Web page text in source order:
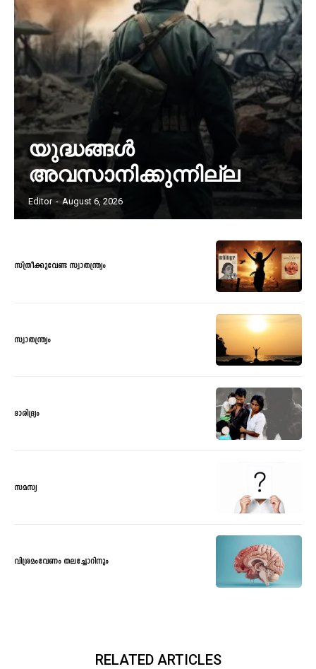
യുദ്ധങ്ങൾ
അവസാനിക്കുന്നില്ല
Editor - August 6, 2026
സ്ത്രീക്കുവേണ്ട സ്വാതന്ത്ര്യം
സ്വാതന്ത്ര്യം
ദാരിദ്ര്യം
സമസ്യ
വിശ്രമംവേണം തലച്ചോറിനും
RELATED ARTICLES